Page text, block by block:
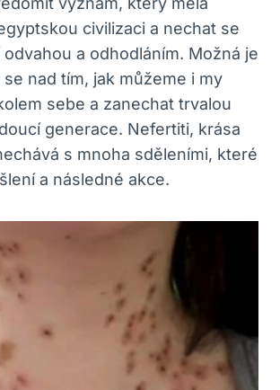
civilizaci a nechat se
a odhodláním. Možná je
nad tím, jak můžeme i my
sebe a zanechat trvalou
generace. Nefertiti, krása
s mnoha sděleními, které
a následné akce.